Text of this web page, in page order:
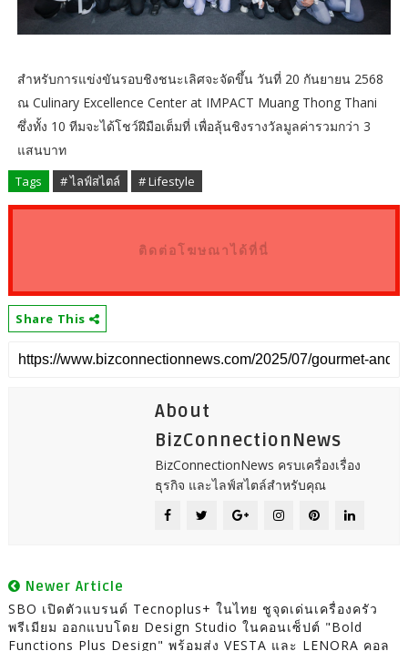
สำหรับการแข่งขันรอบชิงชนะเลิศจะจัดขึ้น วันที่ 20 กันยายน 2568
ณ Culinary Excellence Center at IMPACT Muang Thong Thani
ซึ่งทั้ง 10 ทีมจะได้โชว์ฝีมือเต็มที่ เพื่อลุ้นชิงรางวัลมูลค่ารวมกว่า 3
แสนบาท
Tags # ไลฟ์สไตล์ # Lifestyle
ติดต่อโฆษณาได้ที่นี่
Share This
About
BizConnectionNews
BizConnectionNews ครบเครื่องเรื่อง
ธุรกิจ และไลฟ์สไตล์สำหรับคุณ
Newer Article
SBO เปิดตัวแบรนด์ Tecnoplus+ ในไทย ชูจุดเด่นเครื่องครัว
พรีเมียม ออกแบบโดย Design Studio ในคอนเซ็ปต์ "Bold
Functions Plus Design" พร้อมส่ง VESTA และ LENORA คอล